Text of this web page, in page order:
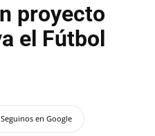
proyecto
el Fútbol
en Google